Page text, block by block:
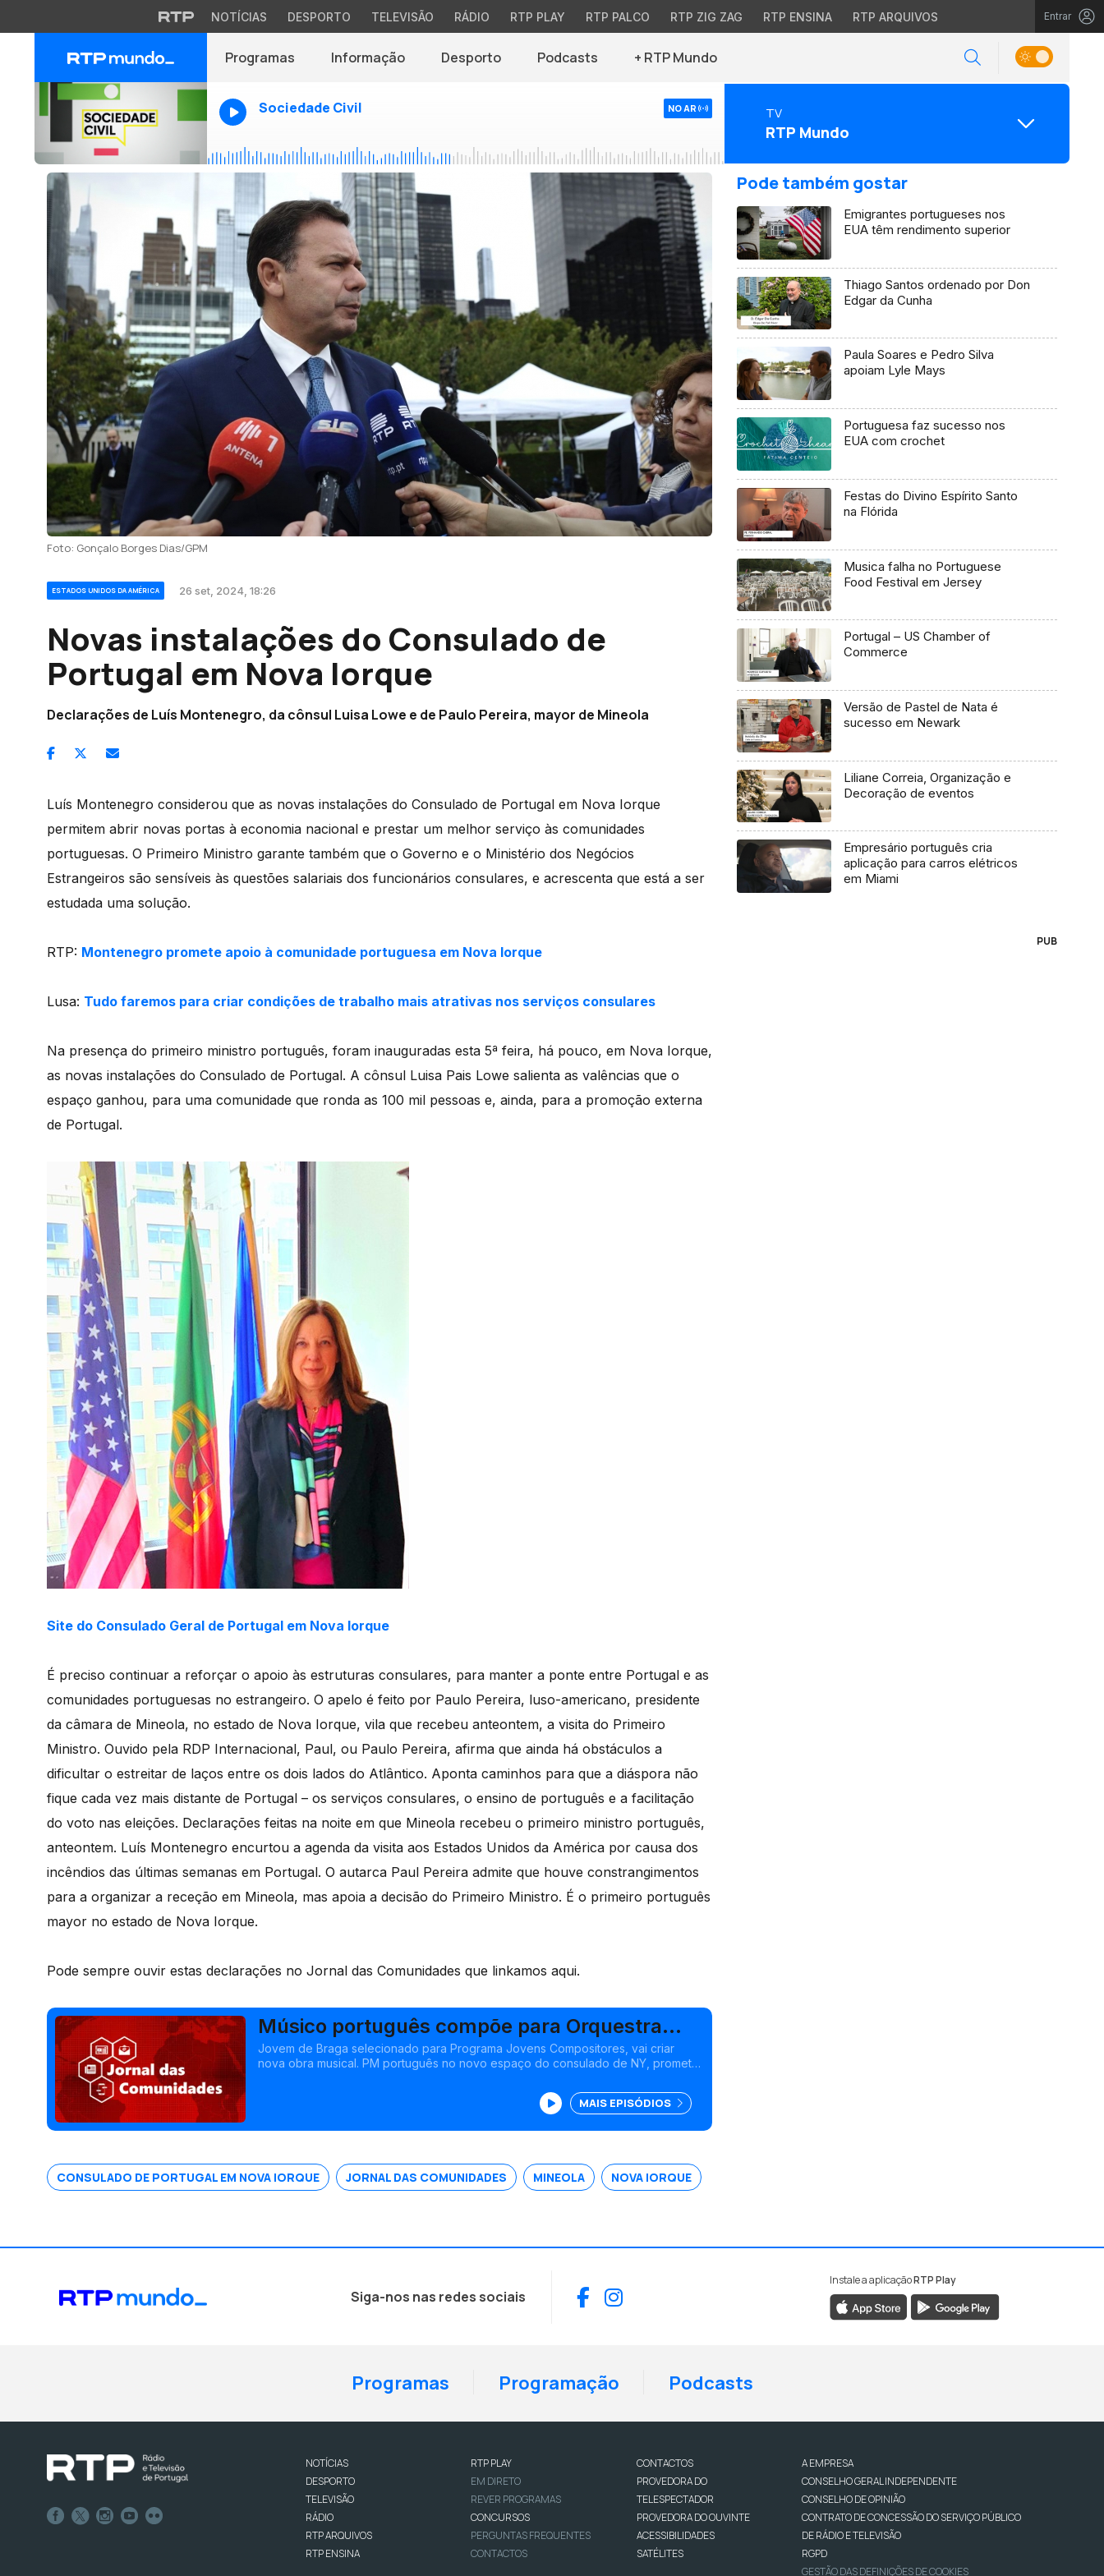
NOTÍCIAS DESPORTO TELEVISÃO RÁDIO RTP PLAY RTP PALCO RTP ZIG ZAG RTP ENSINA RTP ARQUIVOS Entrar
Programas Informação Desporto Podcasts + RTP Mundo
Sociedade Civil NO AR TV
RTP Mundo
Foto: Gonçalo Borges Dias/GPM
ESTADOS UNIDOS DA AMÉRICA 26 set, 2024, 18:26
Novas instalações do Consulado de
Portugal em Nova Iorque
Declarações de Luís Montenegro, da cônsul Luisa Lowe e de Paulo Pereira, mayor de Mineola
Luís Montenegro considerou que as novas instalações do Consulado de Portugal em Nova Iorque
permitem abrir novas portas à economia nacional e prestar um melhor serviço às comunidades
portuguesas. O Primeiro Ministro garante também que o Governo e o Ministério dos Negócios
Estrangeiros são sensíveis às questões salariais dos funcionários consulares, e acrescenta que está a ser
estudada uma solução.
RTP: Montenegro promete apoio à comunidade portuguesa em Nova Iorque
Lusa: Tudo faremos para criar condições de trabalho mais atrativas nos serviços consulares
Na presença do primeiro ministro português, foram inauguradas esta 5ª feira, há pouco, em Nova Iorque,
as novas instalações do Consulado de Portugal. A cônsul Luisa Pais Lowe salienta as valências que o
espaço ganhou, para uma comunidade que ronda as 100 mil pessoas e, ainda, para a promoção externa
de Portugal.
Site do Consulado Geral de Portugal em Nova Iorque
É preciso continuar a reforçar o apoio às estruturas consulares, para manter a ponte entre Portugal e as
comunidades portuguesas no estrangeiro. O apelo é feito por Paulo Pereira, luso-americano, presidente
da câmara de Mineola, no estado de Nova Iorque, vila que recebeu anteontem, a visita do Primeiro
Ministro. Ouvido pela RDP Internacional, Paul, ou Paulo Pereira, afirma que ainda há obstáculos a
dificultar o estreitar de laços entre os dois lados do Atlântico. Aponta caminhos para que a diáspora não
fique cada vez mais distante de Portugal – os serviços consulares, o ensino de português e a facilitação
do voto nas eleições. Declarações feitas na noite em que Mineola recebeu o primeiro ministro português,
anteontem. Luís Montenegro encurtou a agenda da visita aos Estados Unidos da América por causa dos
incêndios das últimas semanas em Portugal. O autarca Paul Pereira admite que houve constrangimentos
para a organizar a receção em Mineola, mas apoia a decisão do Primeiro Ministro. É o primeiro português
mayor no estado de Nova Iorque.
Pode sempre ouvir estas declarações no Jornal das Comunidades que linkamos aqui.
Músico português compõe para Orquestra
Filarmónica de Londres
Jovem de Braga selecionado para Programa Jovens Compositores, vai criar
nova obra musical. PM português no novo espaço do consulado de NY, promete
MAIS EPISÓDIOS
CONSULADO DE PORTUGAL EM NOVA IORQUE JORNAL DAS COMUNIDADES MINEOLA NOVA IORQUE
Pode também gostar
Emigrantes portugueses nos
EUA têm rendimento superior
Thiago Santos ordenado por Don
Edgar da Cunha
Paula Soares e Pedro Silva
apoiam Lyle Mays
Portuguesa faz sucesso nos
EUA com crochet
Festas do Divino Espírito Santo
na Flórida
Musica falha no Portuguese
Food Festival em Jersey
Portugal – US Chamber of
Commerce
Versão de Pastel de Nata é
sucesso em Newark
Liliane Correia, Organização e
Decoração de eventos
Empresário português cria
aplicação para carros elétricos
em Miami
PUB
Siga-nos nas redes sociais Facebook
Instagram
Instale a aplicaçãoRTP Play
Programas Programação Podcasts
NOTÍCIAS
DESPORTO
TELEVISÃO
RÁDIO
RTP ARQUIVOS
RTP ENSINA
RTP PLAY
EM DIRETO
REVER PROGRAMAS
CONCURSOS
PERGUNTAS FREQUENTES
CONTACTOS
CONTACTOS
PROVEDORA DO
TELESPECTADOR
PROVEDORA DO OUVINTE
ACESSIBILIDADES
SATÉLITES
A EMPRESA
CONSELHO GERAL INDEPENDENTE
CONSELHO DE OPINIÃO
CONTRATO DE CONCESSÃO DO SERVIÇO PÚBLICO
DE RÁDIO E TELEVISÃO
RGPD
GESTÃO DAS DEFINIÇÕES DE COOKIES